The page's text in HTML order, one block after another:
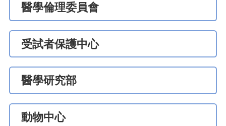
醫學倫理委員會
受試者保護中心
醫學研究部
動物中心